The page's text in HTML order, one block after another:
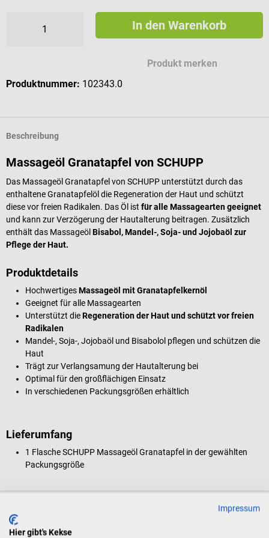
In den Warenkorb
Produkt merken
Produktnummer: 102343.0
Beschreibung
Massageöl Granatapfel von SCHUPP
Das Massageöl Granatapfel von SCHUPP unterstützt durch das
enthaltene Granatapfelöl die Regeneration der Haut und schützt
diese vor freien Radikalen. Das Öl ist für alle Massagearten geeignet
und kann zur Verzögerung der Hautalterung beitragen. Zusätzlich
enthält das Massageöl Bisabol, Mandel-, Soja- und Jojobaöl zur
Pflege der Haut.
Produktdetails
HochwertigesMassageöl mit Granatapfelkernöl
Geeignet für alle Massagearten
Unterstützt dieRegeneration der Haut und schützt vor freien
Radikalen
Mandel-, Soja-, Jojobaöl und Bisabolol pflegen und schützen die
Haut
Trägt zur Verlangsamung der Hautalterung bei
Optimal für den großflächigen Einsatz
In verschiedenen Packungsgrößen erhältlich
Lieferumfang
1 Flasche SCHUPP Massageöl Granatapfel in der gewählten
Packungsgröße
Impressum
Hier gibt's Kekse